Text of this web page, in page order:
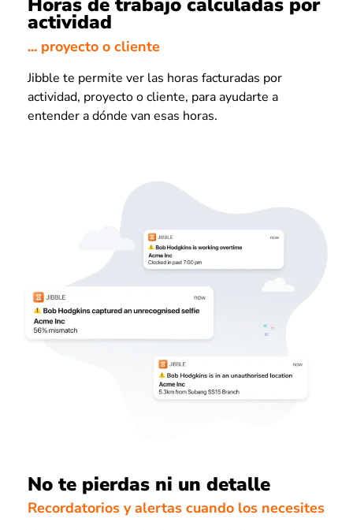
actividad
... proyecto o cliente
Jibble te permite ver las horas facturadas por
actividad, proyecto o cliente, para ayudarte a
entender a dónde van esas horas.
No te pierdas ni un detalle
Recordatorios y alertas cuando los necesites